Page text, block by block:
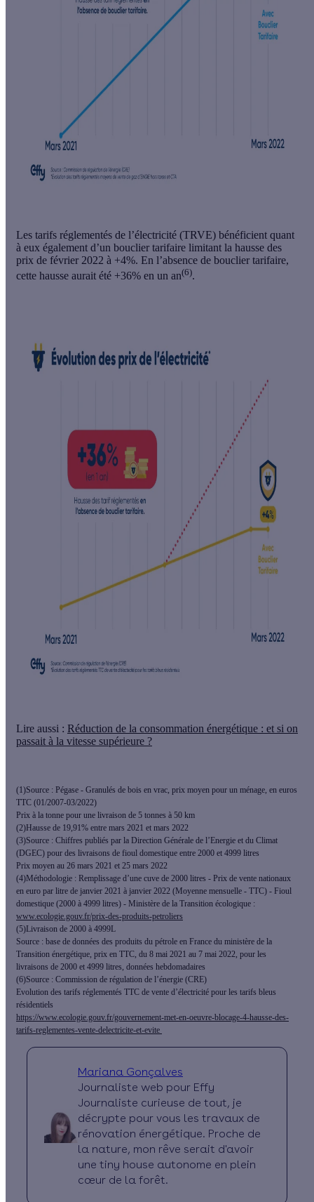
Les tarifs réglementés de l’électricité (TRVE) bénéficient quant
à eux également d’un bouclier tarifaire limitant la hausse des
prix de février 2022 à +4%. En l’absence de bouclier tarifaire,
cette hausse aurait été +36% en un an(6).
Lire aussi : Réduction de la consommation énergétique : et si on
passait à la vitesse supérieure ?
(1)Source : Pégase - Granulés de bois en vrac, prix moyen pour un ménage, en euros
TTC (01/2007-03/2022)
Prix à la tonne pour une livraison de 5 tonnes à 50 km
(2)Hausse de 19,91% entre mars 2021 et mars 2022
(3)Source : Chiffres publiés par la Direction Générale de l’Energie et du Climat
(DGEC) pour des livraisons de fioul domestique entre 2000 et 4999 litres
Prix moyen au 26 mars 2021 et 25 mars 2022
(4)Méthodologie : Remplissage d’une cuve de 2000 litres - Prix de vente nationaux
en euro par litre de janvier 2021 à janvier 2022 (Moyenne mensuelle - TTC) - Fioul
domestique (2000 à 4999 litres) - Ministère de la Transition écologique :
www.ecologie.gouv.fr/prix-des-produits-petroliers
(5)Livraison de 2000 à 4999L
Source : base de données des produits du pétrole en France du ministère de la
Transition énergétique, prix en TTC, du 8 mai 2021 au 7 mai 2022, pour les
livraisons de 2000 et 4999 litres, données hebdomadaires
(6)Source : Commission de régulation de l’énergie (CRE)
Evolution des tarifs réglementés TTC de vente d’électricité pour les tarifs bleus
résidentiels
https://www.ecologie.gouv.fr/gouvernement-met-en-oeuvre-blocage-4-hausse-des-
tarifs-reglementes-vente-delectricite-et-evite
Mariana Gonçalves
Journaliste web pour Effy
Journaliste curieuse de tout, je
décrypte pour vous les travaux de
rénovation énergétique. Proche de
la nature, mon rêve serait d'avoir
une tiny house autonome en plein
cœur de la forêt.